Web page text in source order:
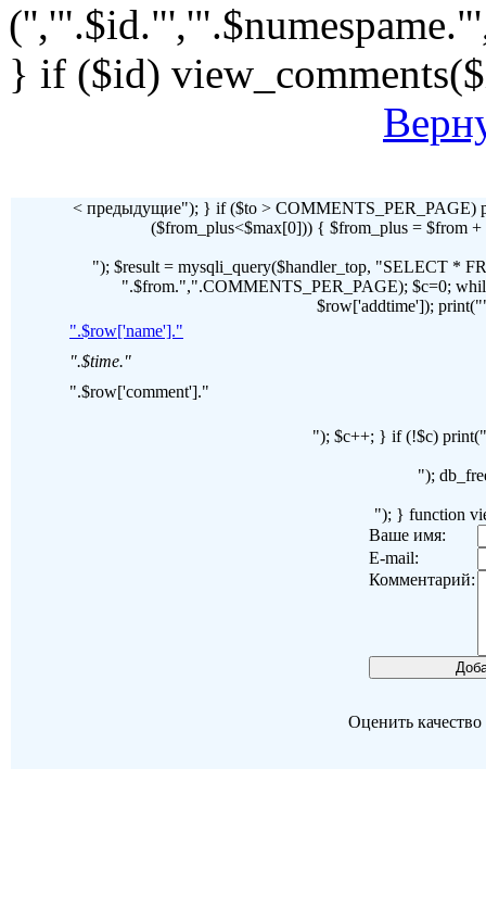
} if ($id)
< предыдущие"); } if ($to > COMMENTS_PER_PAGE)
($from_plus<$max[0])) { $from_plus = $from
"); $result = mysqli_query($handler_top, "SELECT *
".$from.",".COMMENTS_PER_PAGE); $c=0;
$row['addtime']);
".$row['name']."
".$time."
".$row['comment']."
"); $c++; } if (!$c)
");
"); } function
Ваше имя:
E-mail:
Комментарий:
Оценить